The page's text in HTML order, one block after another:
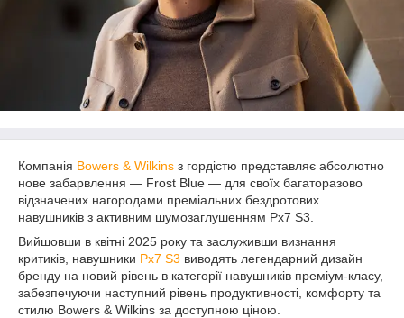
Компанія Bowers & Wilkins з гордістю представляє абсолютно
нове забарвлення — Frost Blue — для своїх багаторазово
відзначених нагородами преміальних бездротових
навушників з активним шумозаглушенням Px7 S3.
Вийшовши в квітні 2025 року та заслуживши визнання
критиків, навушники Px7 S3 виводять легендарний дизайн
бренду на новий рівень в категорії навушників преміум-класу,
забезпечуючи наступний рівень продуктивності, комфорту та
стилю Bowers & Wilkins за доступною ціною.